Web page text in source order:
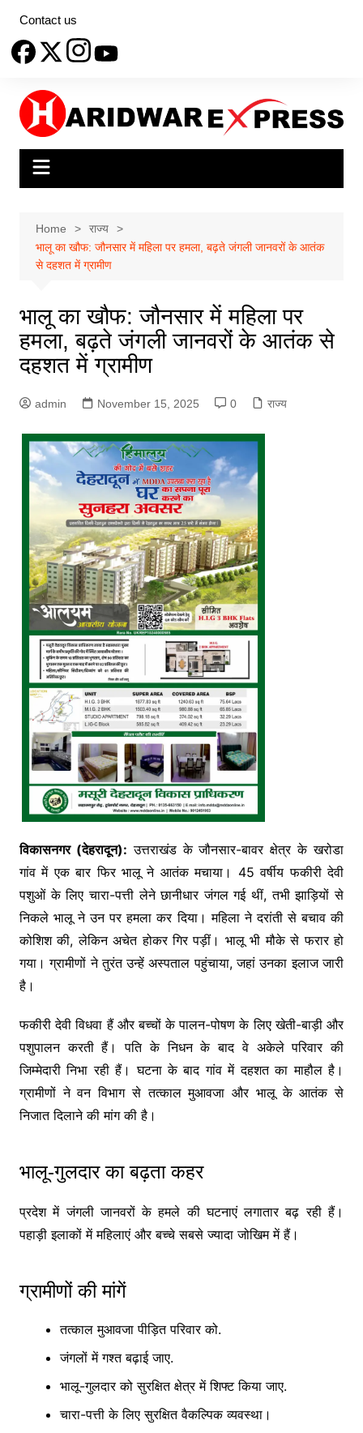
content
Contact us
Home
राज्य
भालू का खौफ: जौनसार में महिला पर हमला, बढ़ते जंगली जानवरों के आतंक
से दहशत में ग्रामीण
भालू का खौफ: जौनसार में महिला पर
हमला, बढ़ते जंगली जानवरों के आतंक से
दहशत में ग्रामीण
admin November 15, 2025 0 राज्य
विकासनगर (देहरादून): उत्तराखंड के जौनसार-बावर क्षेत्र के खरोडा
गांव में एक बार फिर भालू ने आतंक मचाया। 45 वर्षीय फकीरी देवी
पशुओं के लिए चारा-पत्ती लेने छानीधार जंगल गई थीं, तभी झाड़ियों से
निकले भालू ने उन पर हमला कर दिया। महिला ने दरांती से बचाव की
कोशिश की, लेकिन अचेत होकर गिर पड़ीं। भालू भी मौके से फरार हो
गया। ग्रामीणों ने तुरंत उन्हें अस्पताल पहुंचाया, जहां उनका इलाज जारी
है।
फकीरी देवी विधवा हैं और बच्चों के पालन-पोषण के लिए खेती-बाड़ी और
पशुपालन करती हैं। पति के निधन के बाद वे अकेले परिवार की
जिम्मेदारी निभा रही हैं। घटना के बाद गांव में दहशत का माहौल है।
ग्रामीणों ने वन विभाग से तत्काल मुआवजा और भालू के आतंक से
निजात दिलाने की मांग की है।
भालू-गुलदार का बढ़ता कहर
प्रदेश में जंगली जानवरों के हमले की घटनाएं लगातार बढ़ रही हैं।
पहाड़ी इलाकों में महिलाएं और बच्चे सबसे ज्यादा जोखिम में हैं।
ग्रामीणों की मांगें
तत्काल मुआवजा पीड़ित परिवार को.
जंगलों में गश्त बढ़ाई जाए.
भालू-गुलदार को सुरक्षित क्षेत्र में शिफ्ट किया जाए.
चारा-पत्ती के लिए सुरक्षित वैकल्पिक व्यवस्था।